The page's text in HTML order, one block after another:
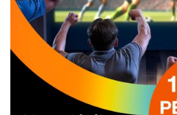
választhatók